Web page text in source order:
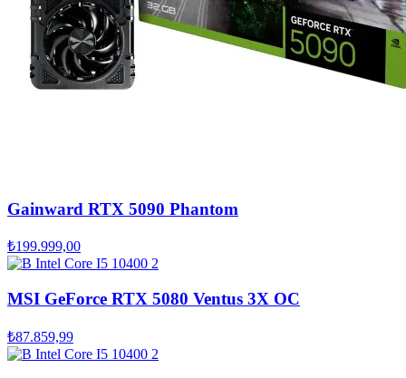
Gainward RTX 5090 Phantom
₺199.999,00
MSI GeForce RTX 5080 Ventus 3X OC
₺87.859,99